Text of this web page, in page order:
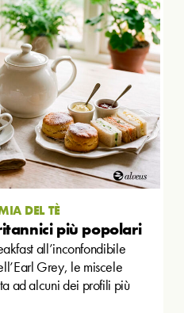
DEL TÈ
più popolari
all’inconfondibile
Grey, le miscele
ad alcuni dei profili più